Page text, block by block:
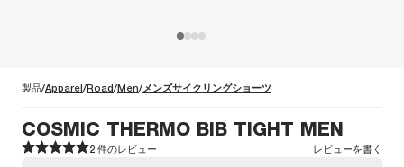
製品 Apparel Road Men メンズサイクリングショーツ
COSMIC THERMO BIB TIGHT MEN
1 2 3 4 5
1 2 3 4 5 2 件のレビュー レビューを書く